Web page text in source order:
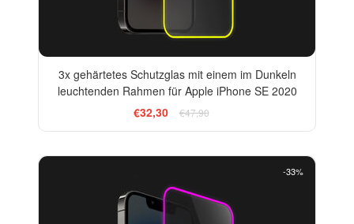
3x gehärtetes Schutzglas mit einem im Dunkeln
leuchtenden Rahmen für Apple iPhone SE 2020
€32,30
€47,90
-33%